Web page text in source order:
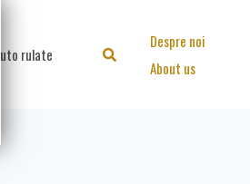
Auto rulate Search
Despre noi
About us